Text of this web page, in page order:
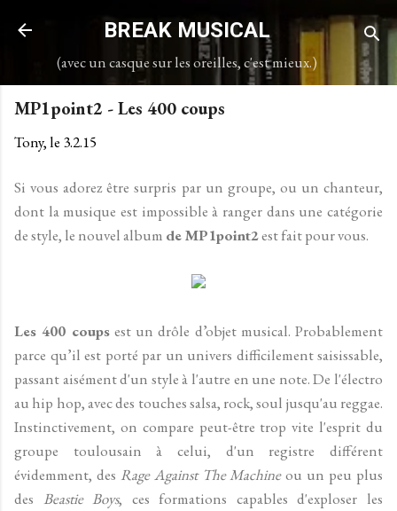
Accéder au contenu principal
BREAK MUSICAL
(avec un casque sur les oreilles, c'est mieux.)
MP1point2 - Les 400 coups
Tony, le 3.2.15
Si vous adorez être surpris par un groupe, ou un chanteur,
dont la musique est impossible à ranger dans une catégorie
de style, le nouvel album de MP1point2est fait pour vous.
Les 400 coupsest un drôle d’objet musical. Probablement
parce qu’il est porté par un univers difficilement saisissable,
passant aisément d'un style à l'autre en une note. De l'électro
au hip hop, avec des touches salsa, rock, soul jusqu'au reggae.
Instinctivement, on compare peut-être trop vite l'esprit du
groupe toulousain à celui, d'un registre différent
évidemment, des Rage Against The Machineou un peu plus
des Beastie Boys, ces formations capables d'exploser les